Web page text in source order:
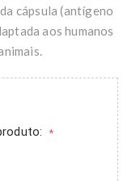
cápsula (antígeno
aos humanos
*